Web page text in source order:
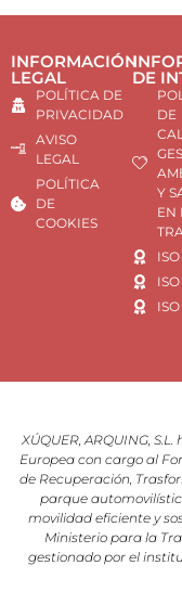
INFORMACIÓN
LEGAL
POLÍTICA DE
PRIVACIDAD
AVISO
LEGAL
POLÍTICA
DE
COOKIES
DE
DE
Y
EN
ISO
XÚQUER, ARQUING,
Europea con cargo al
de Recuperación,
parque
movilidad eficiente y
Ministerio para la
gestionado por el